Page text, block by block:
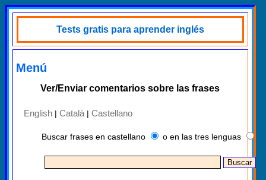
Tests gratis para aprender inglés
Menú
Ver/Enviar comentarios sobre las frases
English | Català | Castellano
Buscar frases en castellano o en las tres lenguas